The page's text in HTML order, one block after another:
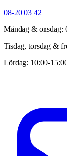
08-20 03 42
Måndag & onsdag:
Tisdag, torsdag &
Lördag: 10:00-